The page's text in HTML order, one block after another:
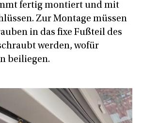
fertig montiert und mit
Zur Montage müssen
in das fixe Fußteil des
werden, wofür
beiliegen.